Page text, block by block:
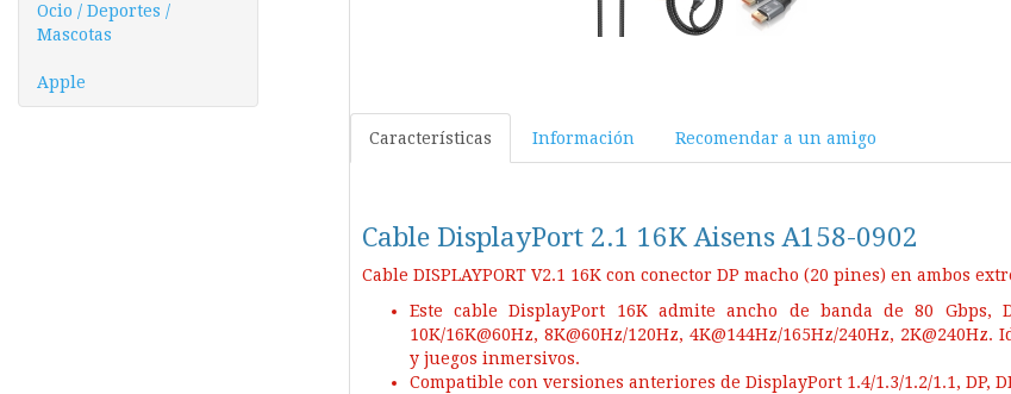
Ocio / Deportes /
Mascotas
Apple
Características Información Recomendar a un amigo
Cable DisplayPort 2.1 16K Aisens A158-0902
Cable DISPLAYPORT V2.1 16K con conector DP macho (20 pines) en ambos
Este cable DisplayPort 16K admite ancho de banda de 80 Gbps,
10K/16K@60Hz, 8K@60Hz/120Hz, 4K@144Hz/165Hz/240Hz,
y juegos inmersivos.
Compatible con versiones anteriores de DisplayPort 1.4/1.3/1.2/1.1, DP,